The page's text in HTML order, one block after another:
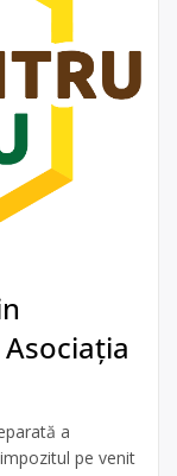
a
pe venit